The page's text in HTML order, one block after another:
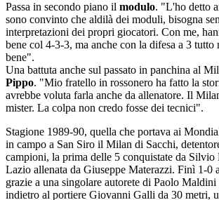
Passa in secondo piano il modulo. "L'ho detto
sono convinto che aldilà dei moduli, bisogna
interpretazioni dei propri giocatori. Con me,
bene col 4-3-3, ma anche con la difesa a 3 tutto
bene".
Una battuta anche sul passato in panchina al
Pippo. "Mio fratello in rossonero ha fatto la
avrebbe voluta farla anche da allenatore. Il
mister. La colpa non credo fosse dei tecnici".
Stagione 1989-90, quella che portava ai
in campo a San Siro il Milan di Sacchi,
campioni, la prima delle 5 conquistate da Silvio
Lazio allenata da Giuseppe Materazzi. Finì 1-0
grazie a una singolare autorete di Paolo Maldini
indietro al portiere Giovanni Galli da 30 metri,